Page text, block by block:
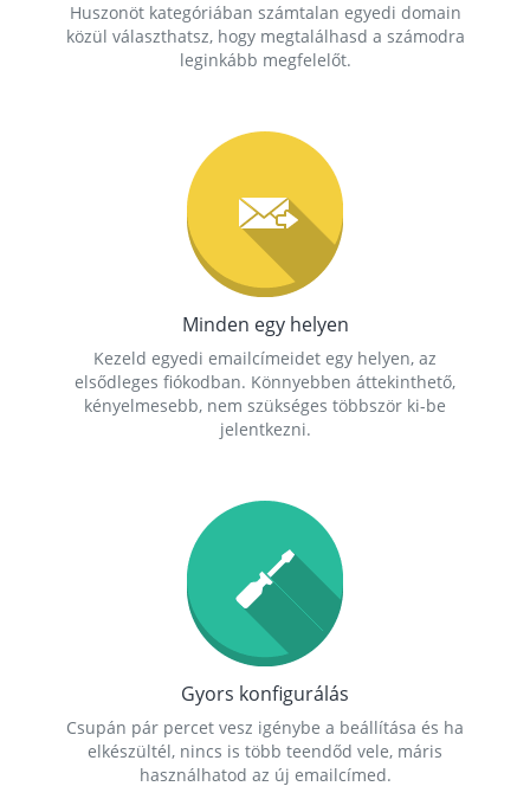
Huszonöt kategóriában számtalan egyedi domain
közül választhatsz, hogy megtalálhasd a számodra
leginkább megfelelőt.
Minden egy helyen
Kezeld egyedi emailcímeidet egy helyen, az
elsődleges fiókodban. Könnyebben áttekinthető,
kényelmesebb, nem szükséges többször ki-be
jelentkezni.
Gyors konfigurálás
Csupán pár percet vesz igénybe a beállítása és ha
elkészültél, nincs is több teendőd vele, máris
használhatod az új emailcímed.